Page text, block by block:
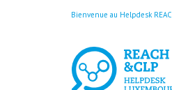
Bienvenue au Helpdesk